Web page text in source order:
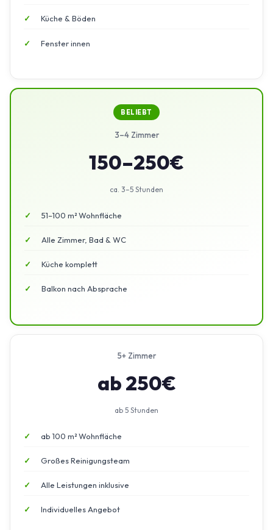
Küche & Böden
Fenster innen
BELIEBT
3–4 Zimmer
150–250€
ca. 3–5 Stunden
51–100 m² Wohnfläche
Alle Zimmer, Bad & WC
Küche komplett
Balkon nach Absprache
5+ Zimmer
ab 250€
ab 5 Stunden
ab 100 m² Wohnfläche
Großes Reinigungsteam
Alle Leistungen inklusive
Individuelles Angebot